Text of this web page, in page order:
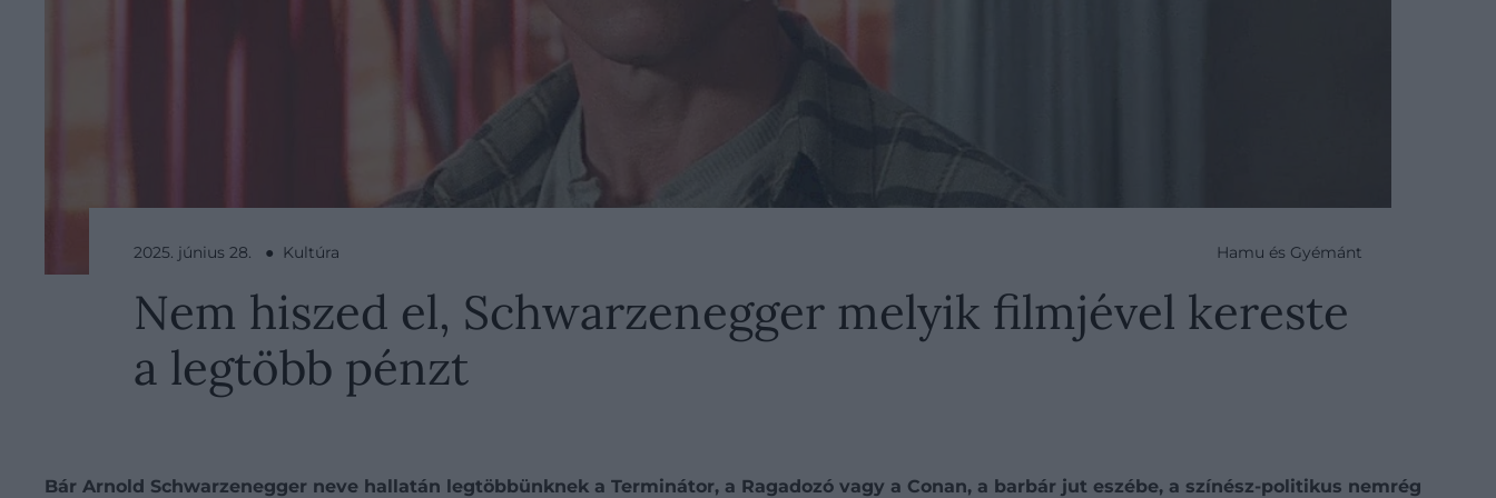
2025. június 28. ● Kultúra Hamu és Gyémánt
Nem hiszed el, Schwarzenegger melyik filmjével kereste
a legtöbb pénzt
Bár Arnold Schwarzenegger neve hallatán legtöbbünknek a Terminátor, a Ragadozó vagy a Conan, a barbár jut eszébe, a színész-politikus nemrég